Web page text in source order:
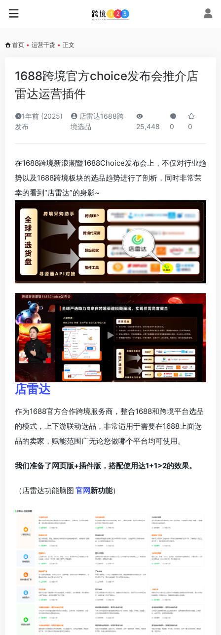
首页 • 运营干货 • 正文
1688跨境官方choice发布会推介店
雷达运营插件
1年前 (2025)
发布
店雷达1688跨
境选品
25,448 0 0
在1688跨境新浪潮暨1688Choice发布会上，不仅对行业趋
势以及1688跨境板块的选品趋势进行了剖析，同时非常荣
幸的看到“店雷达”的身影~
店雷达
作为1688官方合作跨境服务商，整合1688和跨境平台选品
的模式，上下游联动选品，非常适用于需要在1688上面选
品的卖家，赋能范围广无论您做哪个平台均可使用。
我们准备了网页版+插件版，搭配使用达1+1>2的效果。
（店雷达功能脑图 官网新功能）